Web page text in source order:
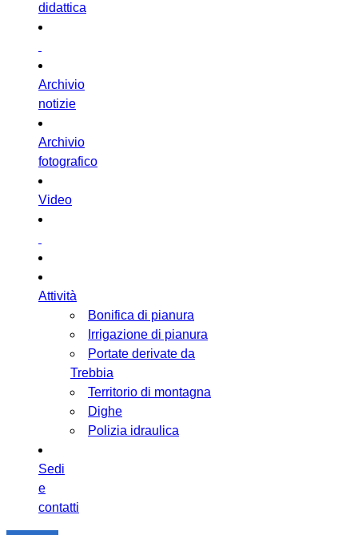
didattica
Archivio
notizie
Archivio
fotografico
Video
Attività
Bonifica di pianura
Irrigazione di pianura
Portate derivate da
Trebbia
Territorio di montagna
Dighe
Polizia idraulica
Sedi
e
contatti